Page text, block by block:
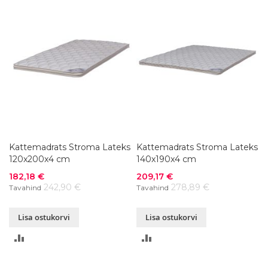
Kattemadrats Stroma Lateks
120x200x4 cm
Soodushind
182,18 €
Tavahind 242,90 €
Lisa ostukorvi
Kattemadrats Stroma Lateks
140x190x4 cm
Soodushind
209,17 €
Tavahind 278,89 €
Lisa ostukorvi